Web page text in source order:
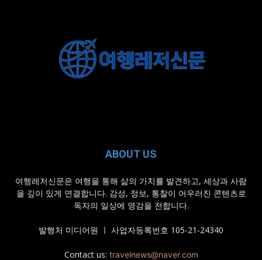
ABOUT US
여행레저신문은 여행을 통해 삶의 가치를 발견하고, 세상과 사람
을 깊이 있게 연결합니다. 감성, 정보, 통찰이 어우러진 콘텐츠로
독자의 일상에 영감을 전합니다.
발행처 미디어원 ㅣ 사업자등록번호 105-21-24340
Contact us: travelnews@naver.com